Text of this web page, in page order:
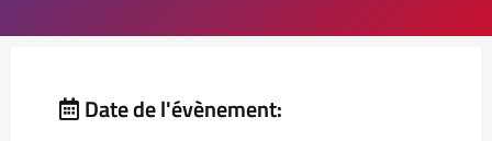
Date de l'évènement: